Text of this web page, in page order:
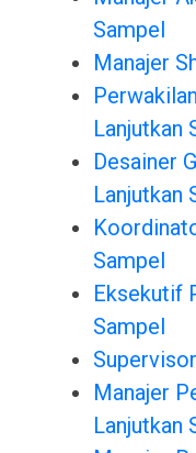
Sampel
Manajer
Lanjutkan
Desainer
Lanjutkan
Sampel
Eksekutif
Sampel
Manajer
Lanjutkan